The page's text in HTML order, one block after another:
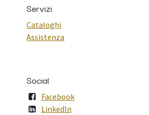
Servizi
Cataloghi
Assistenza
Social
Facebook
LinkedIn